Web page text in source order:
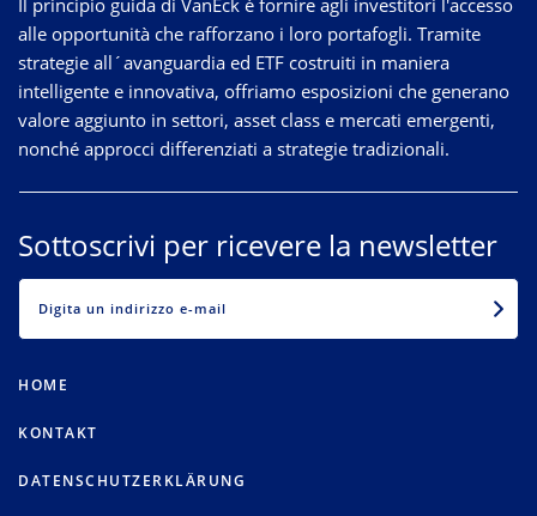
alle opportunità che rafforzano i loro portafogli. Tramite
strategie all´avanguardia ed ETF costruiti in maniera
intelligente e innovativa, offriamo esposizioni che generano
valore aggiunto in settori, asset class e mercati emergenti,
nonché approcci differenziati a strategie tradizionali.
Sottoscrivi per ricevere la newsletter
HOME
KONTAKT
DATENSCHUTZERKLÄRUNG